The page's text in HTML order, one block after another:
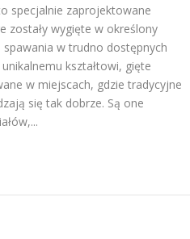
specjalnie zaprojektowane
zostały wygięte w określony
spawania w trudno dostępnych
kształtowi, gięte
w miejscach, gdzie tradycyjne
się tak dobrze. Są one